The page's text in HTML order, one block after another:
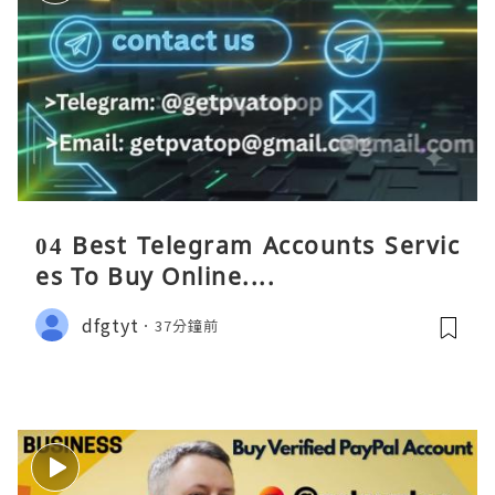
04 Best Telegram Accounts Servic
es To Buy Online....
dfgtyt 37分鐘前